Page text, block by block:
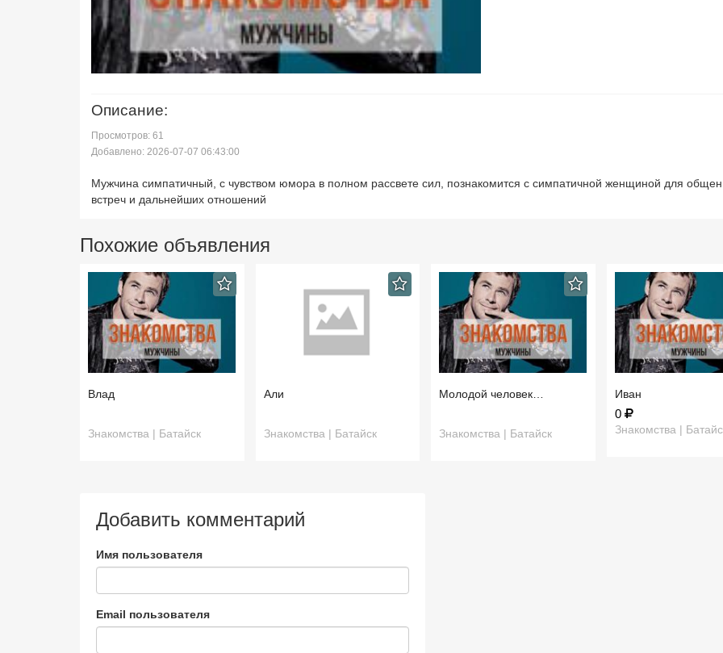
Описание:
Просмотров: 61
Добавлено: 2026-07-07 06:43:00
Мужчина симпатичный, с чувством юмора в полном рассвете сил, познакомится с симпатичной женщиной для
встреч и дальнейших отношений
Похожие объявления
Влад
Знакомства | Батайск
Али
Знакомства | Батайск
Молодой человек…
Знакомства | Батайск
Иван
0
Знакомства |
Добавить комментарий
Имя пользователя
Email пользователя